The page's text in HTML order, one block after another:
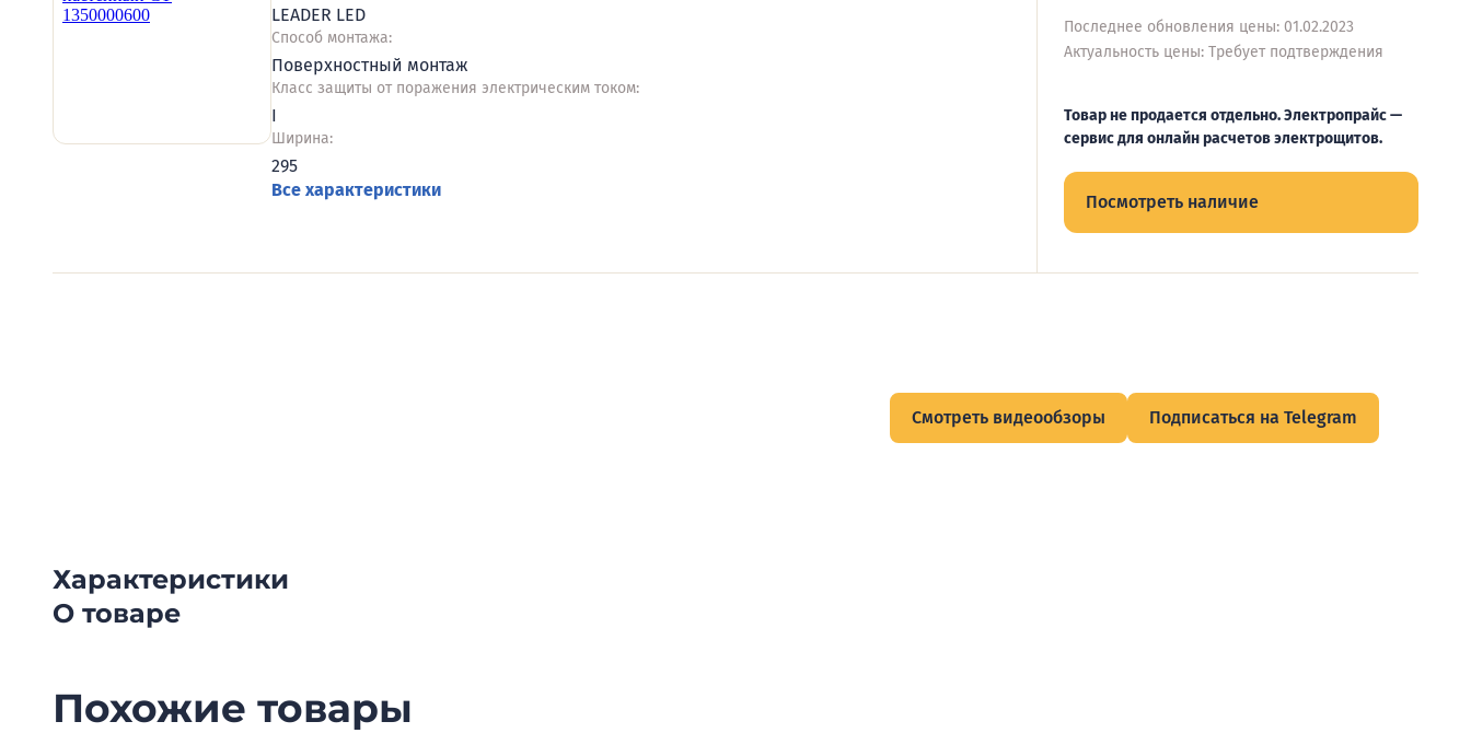
LEADER LED
Способ монтажа:
Поверхностный монтаж
Класс защиты от поражения электрическим током:
I
Ширина:
295
Все характеристики
Последнее обновления цены: 01.02.2023
Актуальность цены: Требует подтверждения
Товар не продается отдельно. Электропрайс —
сервис для онлайн расчетов электрощитов.
Посмотреть наличие
Смотреть видеообзоры Подписаться на Telegram
Характеристики
О товаре
Похожие товары